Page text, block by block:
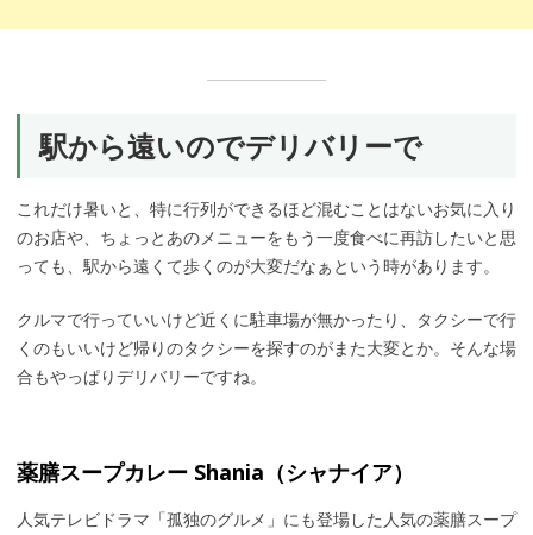
駅から遠いのでデリバリーで
これだけ暑いと、特に行列ができるほど混むことはないお気に入り
のお店や、ちょっとあのメニューをもう一度食べに再訪したいと思
っても、駅から遠くて歩くのが大変だなぁという時があります。
クルマで行っていいけど近くに駐車場が無かったり、タクシーで行
くのもいいけど帰りのタクシーを探すのがまた大変とか。そんな場
合もやっぱりデリバリーですね。
薬膳スープカレー Shania（シャナイア）
人気テレビドラマ「孤独のグルメ」にも登場した人気の薬膳スープ